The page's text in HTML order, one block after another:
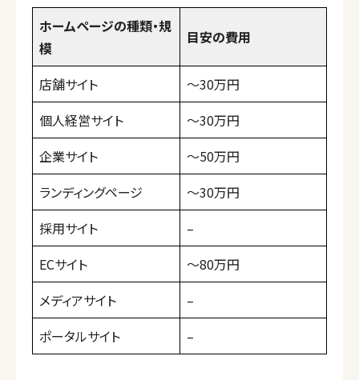
ホームページの種類・規
模
目安の費用
店舗サイト
〜30万円
個人経営サイト
〜30万円
企業サイト
〜50万円
ランディングページ
〜30万円
採用サイト
–
ECサイト
〜80万円
メディアサイト
–
ポータルサイト
–